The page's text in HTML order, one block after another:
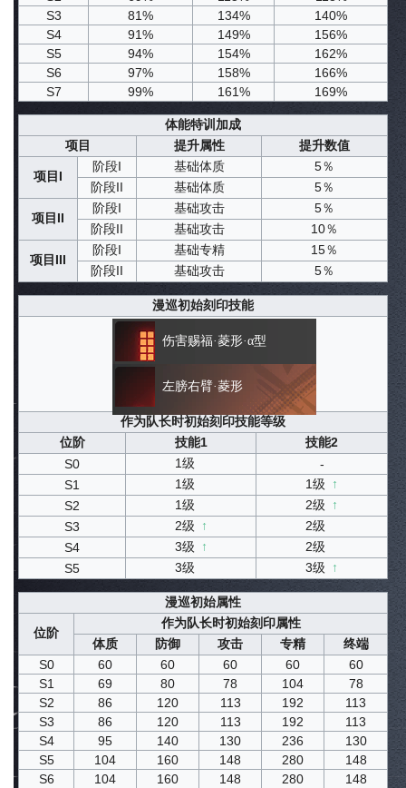
S3
81% 134%
140%
S4
91% 149%
156%
S5
94% 154%
162%
S6
97% 158%
166%
S7
99% 161% 169%
体能特训加成
项目
提升属性 提升数值
项目I
阶段I 基础体质
5％
阶段II
基础体质 5％
项目II
阶段I 基础攻击
5％
阶段II
基础攻击 10％
项目III
阶段I 基础专精
15％
阶段II
基础攻击 5％
漫巡初始刻印技能
伤害赐福·菱形·α型
左膀右臂·菱形
作为队长时初始刻印技能等级
位阶
技能1
技能2
S0
1级
-
S1
1级 1级
↑
S2
1级 2级
↑
S3
2级 ↑
2级
S4
3级 ↑
2级
S5
3级 3级 ↑
漫巡初始属性
位阶
作为队长时初始刻印属性
体质
防御 攻击 专精
终端
S0
60 60 60 60
60
S1
69 80 78 104
78
S2
86 120 113 192
113
S3
86 120 113 192
113
S4
95 140 130 236
130
S5
104 160 148 280
148
S6
104 160 148 280
148